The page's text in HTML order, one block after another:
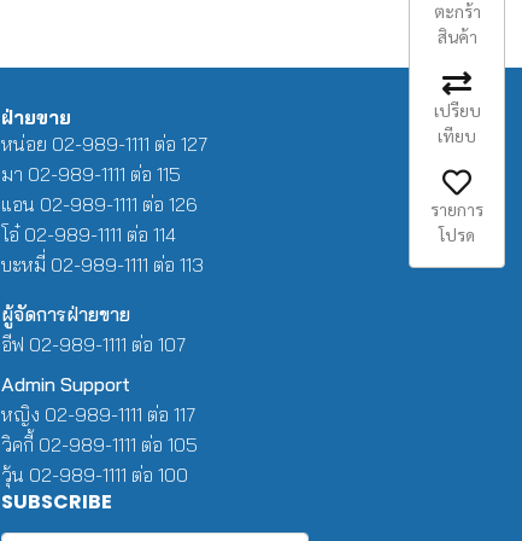
ฝ่ายขาย
หน่อย 02-989-1111 ต่อ 127
มา 02-989-1111 ต่อ 115
แอน 02-989-1111 ต่อ 126
โอ๋ 02-989-1111 ต่อ 114
บะหมี่ 02-989-1111 ต่อ 113
ผู้จัดการฝ่ายขาย
อีฟ 02-989-1111 ต่อ 107
Admin Support
หญิง 02-989-1111 ต่อ 117
วิคกี้ 02-989-1111 ต่อ 105
วุ้น 02-989-1111 ต่อ 100
SUBSCRIBE
ตะกร้า
สินค้า
เปรียบ
เทียบ
รายการ
โปรด